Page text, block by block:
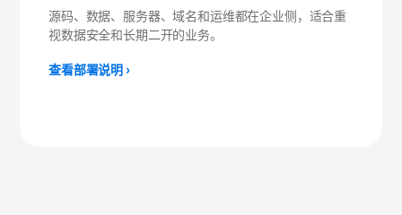
源码、数据、服务器、域名和运维都在企业侧，适合重
视数据安全和长期二开的业务。
查看部署说明 ›